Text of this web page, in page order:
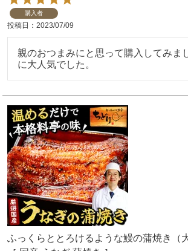
購入者
投稿日 2023/07/09
親のおつまみにと思って購入してみま
に大人気でした。
ふっくらととろけるような鰻の蒲焼き（